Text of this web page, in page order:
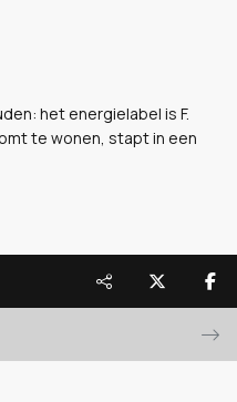
het energielabel is F.
te wonen, stapt in een